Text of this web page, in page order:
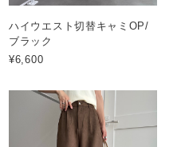
ハイウエスト切替キャミOP/
ブラック
¥6,600